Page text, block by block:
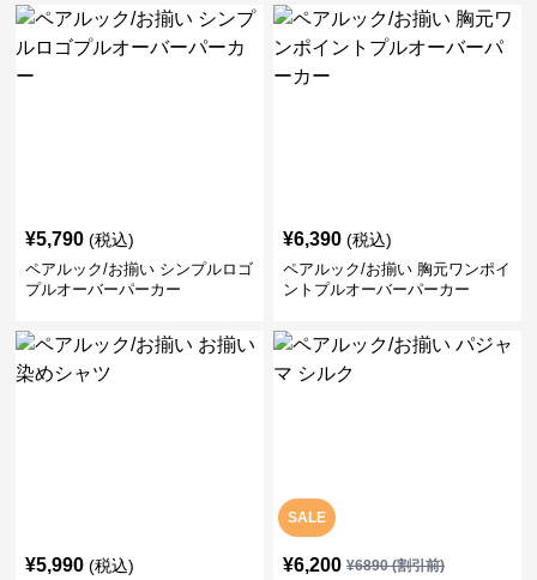
¥5,790 (税込)
ペアルック/お揃い シンプルロゴ
プルオーバーパーカー
¥6,390 (税込)
ペアルック/お揃い 胸元ワンポイ
ントプルオーバーパーカー
¥5,990 (税込)
SALE
¥6,200 ¥6890(割引前)